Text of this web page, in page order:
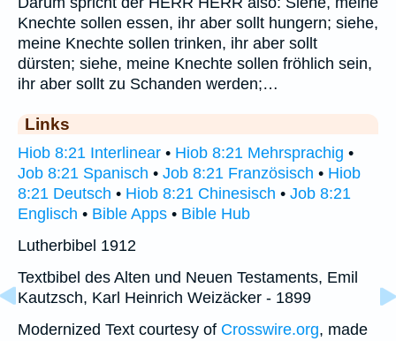
Knechte sollen essen, ihr aber sollt hungern; siehe,
meine Knechte sollen trinken, ihr aber sollt
dürsten; siehe, meine Knechte sollen fröhlich sein,
ihr aber sollt zu Schanden werden;…
Links
Hiob 8:21 Interlinear • Hiob 8:21 Mehrsprachig •
Job 8:21 Spanisch • Job 8:21 Französisch • Hiob
8:21 Deutsch • Hiob 8:21 Chinesisch • Job 8:21
Englisch • Bible Apps • Bible Hub
Lutherbibel 1912
Textbibel des Alten und Neuen Testaments, Emil
Kautzsch, Karl Heinrich Weizäcker - 1899
Modernized Text courtesy of Crosswire.org, made